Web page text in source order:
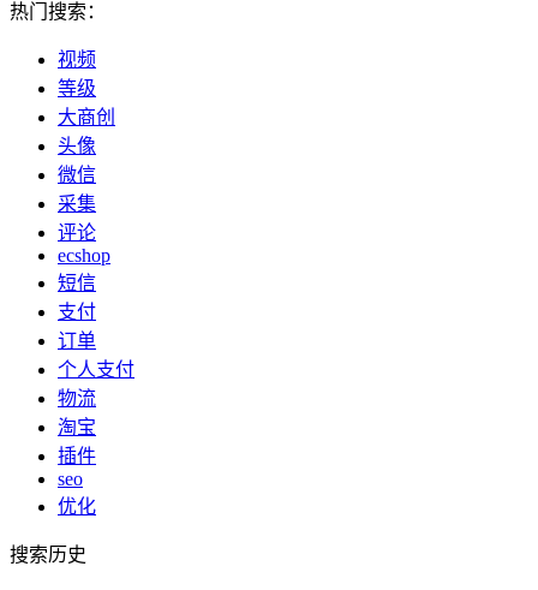
热门搜索：
视频
等级
大商创
头像
微信
采集
评论
ecshop
短信
支付
订单
个人支付
物流
淘宝
插件
seo
优化
搜索历史